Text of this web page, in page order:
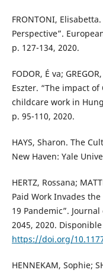
FRONTONI,
Perspective”.
p. 127-134, 2020.
FODOR, É va;
Eszter. “The impact
childcare work in
p. 95-110, 2020.
HAYS, Sharon. The
New Haven: Yale
HERTZ, Rossana;
Paid Work Invades
19 Pandemic”.
2045, 2020.
https://doi.org/
HENNEKAM, Sophie;